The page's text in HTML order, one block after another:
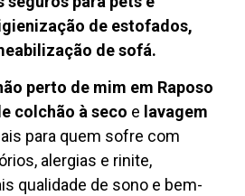
de estofados,
de sofá.
perto de mim em Raposo
colchão à seco e lavagem
para quem sofre com
alergias e rinite,
qualidade de sono e bem-